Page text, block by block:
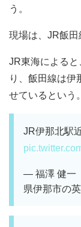
う。
現場は、JR飯田
JR東海による
り、飯田線は伊
せているという
JR伊那北駅
— 福澤 健一
県伊那市の